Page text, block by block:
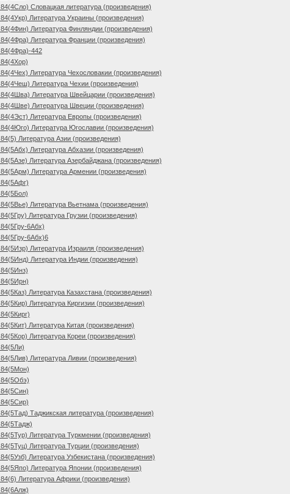
84(4Сло) Словацкая литература (произведения)
84(4Укр) Литература Украины (произведения)
84(4Фин) Литература Финляндии (произведения)
84(4Фра) Литература Франции (произведения)
84(4Фра)-442
84(4Хор)
84(4Чех) Литература Чехословакии (произведения)
84(4Чеш) Литература Чехии (произведения)
84(4Шва) Литература Швейцарии (произведения)
84(4Шве) Литература Швеции (произведения)
84(4Эст) Литература Европы (произведения)
84(4Юго) Литература Югославии (произведения)
84(5) Литература Азии (произведения)
84(5Абх) Литература Абхазии (произведения)
84(5Азе) Литература Азербайджана (произведения)
84(5Арм) Литература Армении (произведения)
84(5Афг)
84(5Бол)
84(5Вье) Литература Вьетнама (произведения)
84(5Гру) Литература Грузии (произведения)
84(5Гру-6Абх)
84(5Гру-6Абх)6
84(5Изр) Литература Израиля (произведения)
84(5Инд) Литература Индии (произведения)
84(5Инз)
84(5Ирн)
84(5Каз) Литература Казахстана (произведения)
84(5Кир) Литература Киргизии (произведения)
84(5Кирг)
84(5Кит) Литература Китая (произведения)
84(5Кор) Литература Кореи (произведения)
84(5Ли)
84(5Лив) Литература Ливии (произведения)
84(5Мон)
84(5Обэ)
84(5Син)
84(5Сир)
84(5Тад) Таджикская литература (произведения)
84(5Тадж)
84(5Тур) Литература Туркмении (произведения)
84(5Туц) Литература Турции (произведения)
84(5Узб) Литература Узбекистана (произведения)
84(5Япо) Литература Японии (произведения)
84(6) Литература Африки (произведения)
84(6Алж)